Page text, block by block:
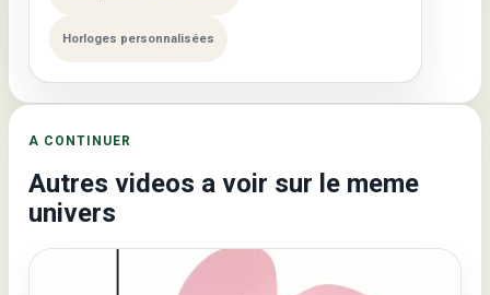
Horloges personnalisées
A CONTINUER
Autres videos a voir sur le meme
univers